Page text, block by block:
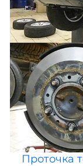
Проточка